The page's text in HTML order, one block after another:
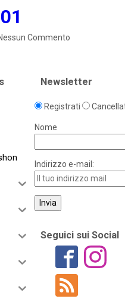
Commento
Newsletter
Registrati
Nome
Indirizzo e-mail:
Seguici sui Social